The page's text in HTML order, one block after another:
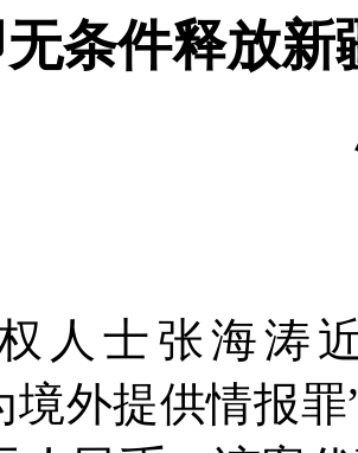
条件释放新
人士张海涛
境外提供情报罪